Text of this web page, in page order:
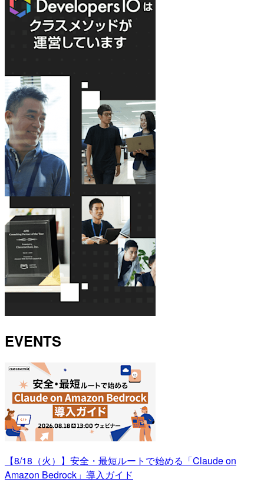
EVENTS
【8/18（火）】安全・最短ルートで始める「Claude on
Amazon Bedrock」導入ガイド